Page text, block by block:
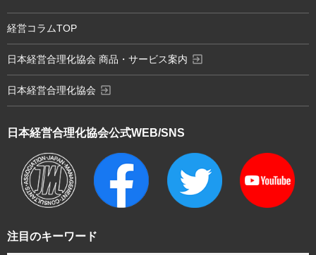
注目のキーワード
日本経営合理化協会公式WEB/SNS
経営コラムTOP
日本経営合理化協会 商品・サービス案内 exit_to_app
日本経営合理化協会 exit_to_app